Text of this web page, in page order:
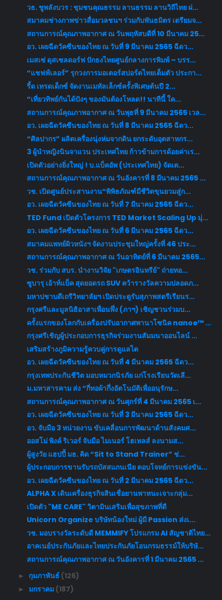
วธ. ชูพลังบวร : ชุมชนคุณธรรม ลานธรรม ลานวิถีไทย ผ่...
สมาคมช่างภาพข่าวสื่อมวลชนฯ ร่วมกับพันธมิตร เตรียมจ...
สถานการณ์คุณภาพอากาศ ณ วันพฤหัสบดีที่ 10 มีนาคม 25...
อว. เผยฉีดวัคซีนของไทย ณ วันที่ 9 มีนาคม 2565 ฉีดว...
เมสเซ่ ดุสเซลดอร์ฟ ปักธงไทยศูนย์กลางการพิมพ์ – บรร...
“แชฟฟ์เลอร์” รุกวงการมอเตอร์สปอร์ตไทยเต็มตัว ประกา...
รี้ด เทรดเด็กซ์ จัดงานเมทัลเล็กซ์ครั้งพิเศษต้นปี 2...
“เที่ยวทิพย์กันได้ปังๆ ของมันต้องโหลด!! นาทีนี้ ใค...
สถานการณ์คุณภาพอากาศ ณ วันพุธที่ 9 มีนาคม 2565 เวล...
อว. เผยฉีดวัคซีนของไทย ณ วันที่ 8 มีนาคม 2565 ฉีดว...
“ศิลปากร” ผลิตเครื่องนุ่งห่มจากดิน ยกระดับอุตสาหกร...
3 ผู้นำหญิงนินจาแวน ประเทศไทย ก้าวข้ามการด้อยค่าเร...
เปิดตัวอย่างยิ่งใหญ่ ! บ.แบ็คอัพ (ประเทศไทย) จัดเต...
สถานการณ์คุณภาพอากาศ ณ วันอังคารที่ 8 มีนาคม 2565 ...
วช. เปิดศูนย์ประสานงาน“พิพิธภัณฑ์มีชีวิตขุนยวมสู่ก...
อว. เผยฉีดวัคซีนของไทย ณ วันที่ 7 มีนาคม 2565 ฉีดว...
TED Fund เปิดตัวโครงการ TED Market Scaling Up มุ่...
อว. เผยฉีดวัคซีนของไทย ณ วันที่ 6 มีนาคม 2565 ฉีดว...
สมาคมแพทย์ผิวหนังฯ จัดงานประชุมใหญ่ครั้งที่ 46 ประ...
สถานการณ์คุณภาพอากาศ ณ วันอาทิตย์ที่ 6 มีนาคม 2565...
วช. ร่วมกับ สบร. นำงานวิจัย "เกษตรอินทรีย์" ถ่ายทอ...
ซูบารุ เอ้าท์แบ็ค สุดยอดรถ SUV คว้ารางวัลความปลอดภ...
มหาปชาบดีเถรีวิทยาลัยฯ เปิดประตูรับสุภาพสตรีเรียนร...
กรุงศรีและมูลนิธิอาสาเพื่อนพึ่ง (ภาฯ) เชิญชวนร่วมบ...
ครั้งแรกของโลกกับเครื่องปรับอากาศพานาโซนิค nanoe™ ...
กรุงศรีเชิญผู้ประกอบการธุรกิจร่วมงานสัมมนาออนไลน์ ...
เสริมสร้างภูมิความรู้ควบคู่การดูแลไต
อว. เผยฉีดวัคซีนของไทย ณ วันที่ 4 มีนาคม 2565 ฉีดว...
กรุงเทพประกันชีวิต มอบหมวกนิรภัย แก่โรงเรียนวัดเลี...
ม.มหาสารคาม ส่ง “กี่ทอผ้ากึ่งอัตโนมัติเพื่ออนุรักษ...
สถานการณ์คุณภาพอากาศ ณ วันศุกร์ที่ 4 มีนาคม 2565 เ...
อว. เผยฉีดวัคซีนของไทย ณ วันที่ 3 มีนาคม 2565 ฉีดว...
อว. จับมือ 3 หน่วยงาน ขับเคลื่อนการพัฒนาด้านสังคมศ...
ออสโม่ พิงค์ ริเวอร์ จับมือ ไมเนอร์ โฮเทลส์ ลงนามส...
ผู้สูงวัย แฮปปี้ มธ. คิด “Sit to Stand Trainer” ช่...
ผู้ประกอบการขานรับรถบัสสแกนเนีย ตอบโจทย์การแข่งขัน...
อว. เผยฉีดวัคซีนของไทย ณ วันที่ 2 มีนาคม 2565 ฉีดว...
ALPHA X เดินเครื่องธุรกิจสินเชื่อยานพาหนะเจาะกลุ่ม...
เปิดตัว "ME CARE" วิตามินเสริมเพื่อสุขภาพที่ดี
Unicorn Organize บริษัทน้องใหม่ ผู้มี Passion ส่งเ...
วช. มอบรางวัลระดับดี MEMMIFY โปรแกรม AI สัญชาติไทย...
อาคเนย์ประกันภัยและไทยประกันภัยโอนกรมธรรม์ให้บริษั...
สถานการณ์คุณภาพอากาศ ณ วันอังคารที่ 1 มีนาคม 2565 ...
► กุมภาพันธ์ (126)
► มกราคม (187)